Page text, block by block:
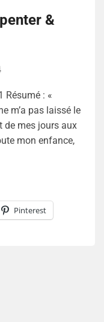
&
Résumé : «
m’a pas laissé le
de mes jours aux
mon enfance,
Pinterest